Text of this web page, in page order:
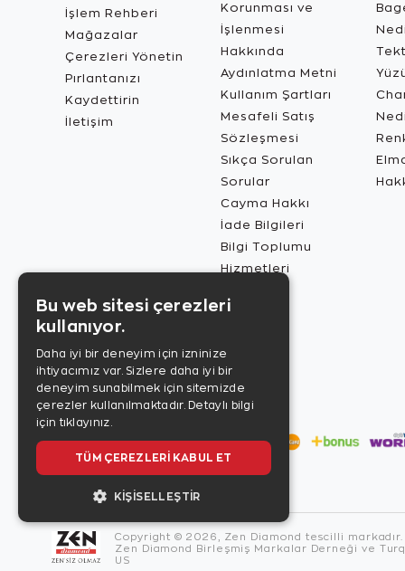
İşlem Rehberi
Mağazalar
Çerezleri Yönetin
Pırlantanızı
Kaydettirin
İletişim
Korunması ve
İşlenmesi
Hakkında
Aydınlatma Metni
Kullanım Şartları
Mesafeli Satış
Sözleşmesi
Sıkça Sorulan
Sorular
Cayma Hakkı
İade Bilgileri
Bilgi Toplumu
Hizmetleri
Copyright © 2026, Zen Diamond tescilli markadır.
Zen Diamond Birleşmiş Markalar Derneği ve
US
Bu web sitesi çerezleri
kullanıyor.
Daha iyi bir deneyim için izninize
ihtiyacımız var. Sizlere daha iyi bir
deneyim sunabilmek için sitemizde
çerezler kullanılmaktadır. Detaylı bilgi
için tıklayınız.
TÜM ÇEREZLERI KABUL ET
KIŞISELLEŞTIR